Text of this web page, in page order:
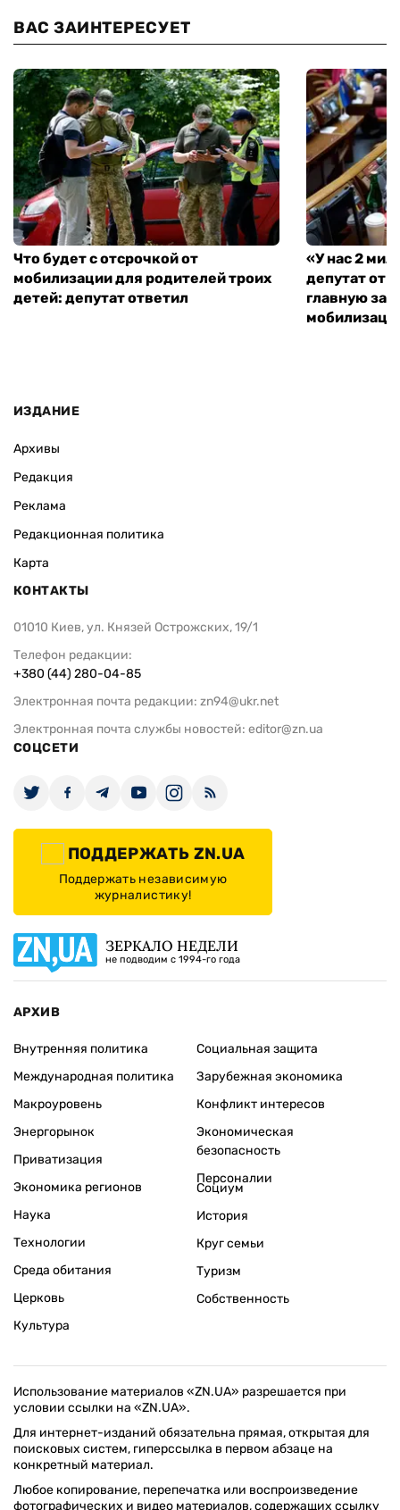
ВАС ЗАИНТЕРЕСУЕТ
Что будет с отсрочкой от
мобилизации для родителей троих
детей: депутат ответил
«У нас 2
депутат от
главную
ИЗДАНИЕ
Архивы
Редакция
Реклама
Редакционная политика
Карта
КОНТАКТЫ
01010 Киев, ул. Князей Острожских, 19/1
Телефон редакции:
+380 (44) 280-04-85
Электронная почта редакции: zn94@ukr.net
Электронная почта службы новостей: editor@zn.ua
СОЦСЕТИ
ПОДДЕРЖАТЬ ZN.UA
Поддержать независимую
журналистику!
ЗЕРКАЛО НЕДЕЛИ
не подводим с 1994-го года
АРХИВ
Внутренняя политика
Международная политика
Макроуровень
Энергорынок
Приватизация
Экономика регионов
Социальная защита
Зарубежная экономика
Конфликт интересов
Экономическая
безопасность
Персоналии
Наука
Технологии
Среда обитания
Церковь
Культура
Социум
История
Круг семьи
Туризм
Собственность
Использование материалов «ZN.UA» разрешается при
условии ссылки на «ZN.UA».
Для интернет-изданий обязательна прямая, открытая для
поисковых систем, гиперссылка в первом абзаце на
конкретный материал.
Любое копирование, перепечатка или воспроизведение
фотографических и видео материалов, содержащих ссылку